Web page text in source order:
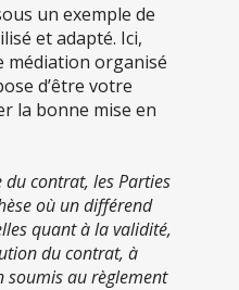
un exemple de
et adapté. Ici,
médiation organisé
d’être votre
la bonne mise en
contrat, les Parties
où un différend
quant à la validité,
du contrat, à
au règlement